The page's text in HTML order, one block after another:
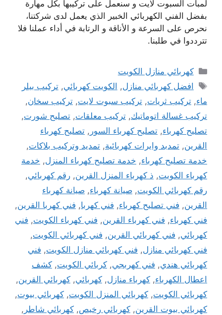
لمبات السبوت لايت و سنعمل على تركيبها بكل مهارة
بفضل الفني الكهربائي الخبير الذي يعمل لدى شركتنا،
نحرص على السرعة و الأناقة و الرتابة في أداء عملنا فلا
تترددوا في طلبنا.
التصنيفات
كهربائي منازل الكويت
الوسوم
افضل كهربائي منازل, الكويت كهربائي,تركيب بيلر
ماء, تركيب ثريات, تركيب سبوت لايت, تركيب سخان,
تركيب غسالة اتوماتيك, تركيب معلقات, تصليح شورت,
تصليح كهرباء, تصليح كهرباء السور , تصليح كهرباء
القرين, تمدبد وايرات كهربائية, تمديد وتركيب بلاكات,
خدمة تصليح كهرباء, خدمة تصليح كهرباء المنزل, خدمة
كهرباء الكويت, ذ كهرباء المنزل القرين, رقم كهربائي,
رقم كهربائي الكويت, صيانة كهرباء, صيانة كهرباء
القرين, فني تصليح كهرباء, فني كهربا, فني كهربا القرين,
فني كهرباء, فني كهرباء القرين, فني كهرباء الكويت, فني
كهربائي, فني كهربائي القرين, فني كهربائي الكويت,
فني كهربائي منازل, فني كهربائي منازل الكويت, فني
كهربائي هندي, فني كهربجي, كربائي الكويت, كشف
اعطال الكهرباء, كهرباء منازل, كهربائي, كهربائي القرين,
كهربائي الكويت, كهربائي المنزل الكويت, كهربائي بيوت,
كهربائي بيوت القرين, كهربائي رخيص, كهربائي شاطر ,